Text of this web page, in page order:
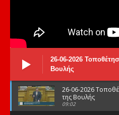
26-06-2026
Βουλής
26-06-2026
της Βουλής
09:02